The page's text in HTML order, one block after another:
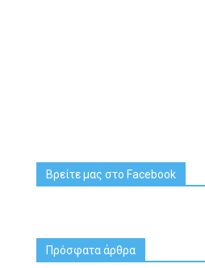
Βρείτε μας στο Facebook
Πρόσφατα άρθρα